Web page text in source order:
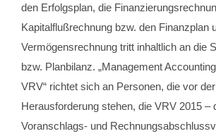
den Erfolgsplan, die
Kapitalflußrechnung bzw. den Finanzplan
Vermögensrechnung tritt inhaltlich an die
bzw. Planbilanz. „Management
VRV“ richtet sich an Personen, die vor der
Herausforderung stehen, die VRV 2015 –
Voranschlags- und